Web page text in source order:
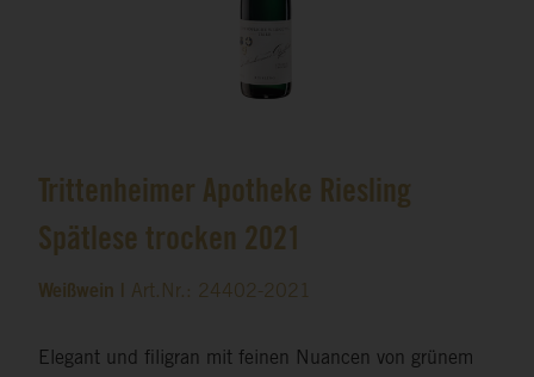
Trittenheimer Apotheke Riesling
Spätlese trocken 2021
Weißwein | Art.Nr.: 24402-2021
Elegant und filigran mit feinen Nuancen von grünem